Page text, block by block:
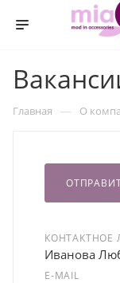
Главная — О
КОНТАКТНОЕ
Иванова
E-MAIL